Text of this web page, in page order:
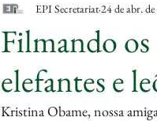
Filmando os
elefantes e
EPI Secretariat 24 de abr.
Kristina Obame, nossa